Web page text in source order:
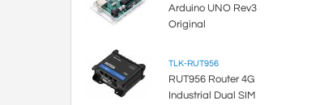
Arduino UNO Rev3
Original
TLK-RUT956
RUT956 Router 4G
Industrial Dual SIM